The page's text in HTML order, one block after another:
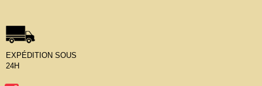
EXPÉDITION SOUS
24H